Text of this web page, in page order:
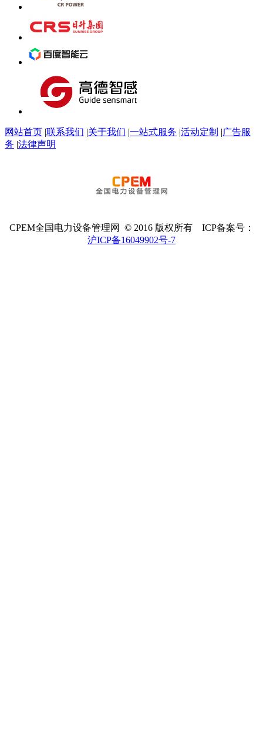
网站首页 |联系我们 |关于我们 |一站式服务 |活动定制 |广告服
务 |法律声明
CPEM全国电力设备管理网 © 2016 版权所有 ICP备案号：
沪ICP备16049902号-7